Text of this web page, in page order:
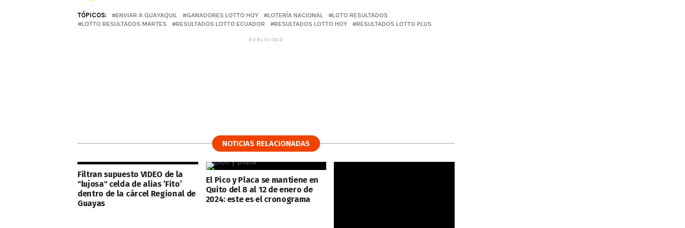
TÓPICOS: ENVIAR A GUAYAQUIL GANADORES LOTTO HOY LOTERÍA NACIONAL
LOTO RESULTADOS
LOTTO RESULTADOS MARTES
RESULTADOS LOTTO ECUADOR RESULTADOS LOTTO HOY RESULTADOS LOTTO PLUS
PUBLICIDAD
NOTICIAS RELACIONADAS
Filtran supuesto VIDEO de la
"lujosa" celda de alias ‘Fito’
dentro de la cárcel Regional de
Guayas
El Pico y Placa se mantiene en
Quito del 8 al 12 de enero de
2024: este es el cronograma